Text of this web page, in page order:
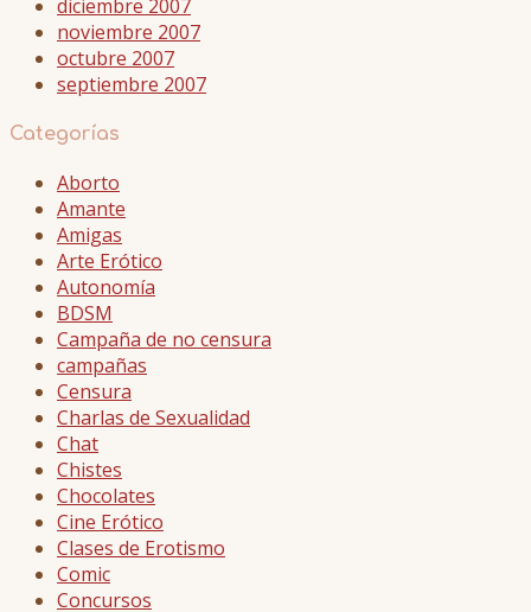
diciembre 2007
noviembre 2007
octubre 2007
septiembre 2007
Categorías
Aborto
Amante
Amigas
Arte Erótico
Autonomía
BDSM
Campaña de no censura
campañas
Censura
Charlas de Sexualidad
Chat
Chistes
Chocolates
Cine Erótico
Clases de Erotismo
Comic
Concursos